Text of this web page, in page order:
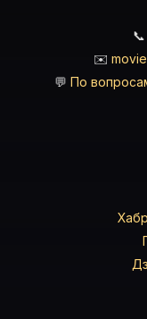
✉️
💬 По